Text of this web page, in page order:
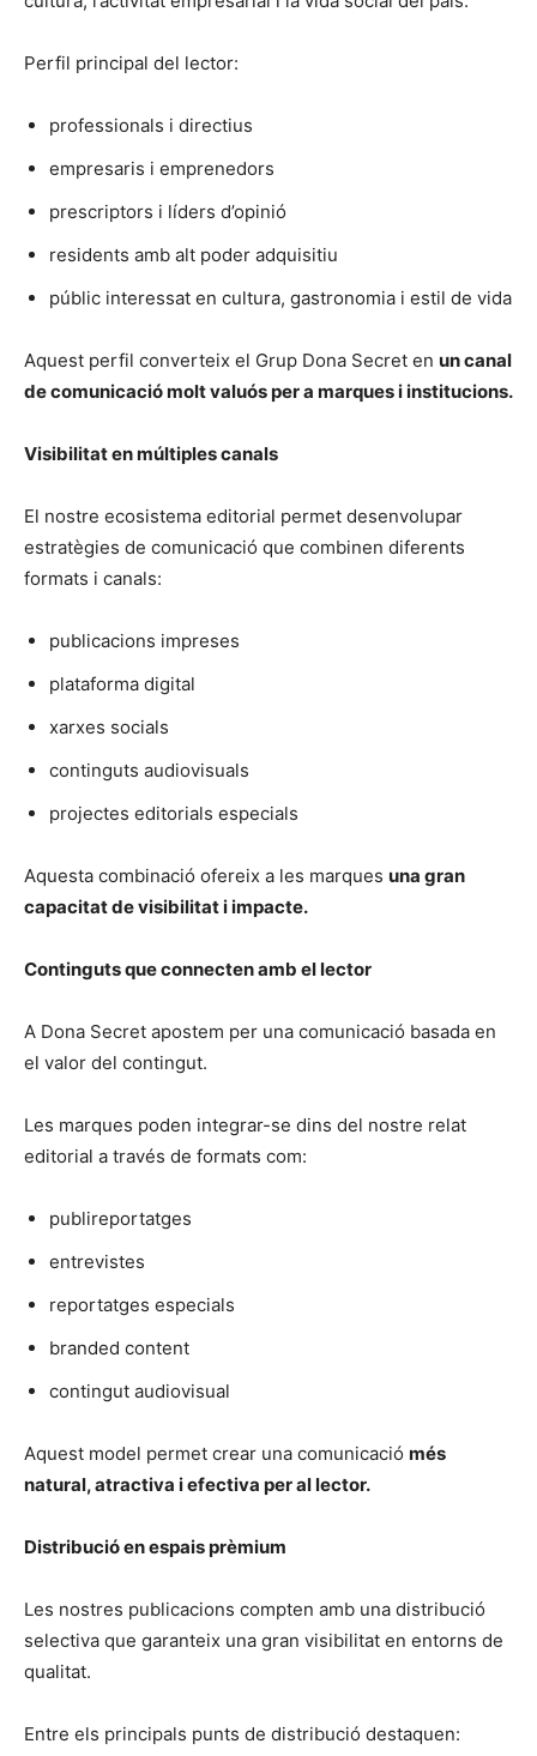
Perfil principal del lector:
professionals i directius
empresaris i emprenedors
prescriptors i líders d’opinió
residents amb alt poder adquisitiu
públic interessat en cultura, gastronomia i estil de vida
Aquest perfil converteix el Grup Dona Secret en un canal
de comunicació molt valuós per a marques i institucions.
Visibilitat en múltiples canals
El nostre ecosistema editorial permet desenvolupar
estratègies de comunicació que combinen diferents
formats i canals:
publicacions impreses
plataforma digital
xarxes socials
continguts audiovisuals
projectes editorials especials
Aquesta combinació ofereix a les marques una gran
capacitat de visibilitat i impacte.
Continguts que connecten amb el lector
A Dona Secret apostem per una comunicació basada en
el valor del contingut.
Les marques poden integrar-se dins del nostre relat
editorial a través de formats com:
publireportatges
entrevistes
reportatges especials
branded content
contingut audiovisual
Aquest model permet crear una comunicació més
natural, atractiva i efectiva per al lector.
Distribució en espais prèmium
Les nostres publicacions compten amb una distribució
selectiva que garanteix una gran visibilitat en entorns de
qualitat.
Entre els principals punts de distribució destaquen: